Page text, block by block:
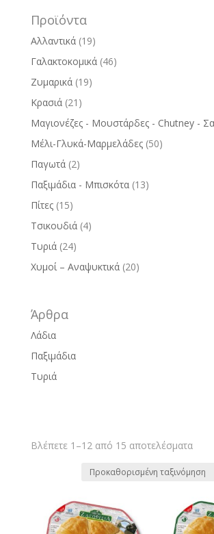
Προϊόντα
Αλλαντικά (19)
Γαλακτοκομικά (46)
Ζυμαρικά (19)
Κρασιά (21)
Μαγιονέζες - Μουστάρδες - Chutney -
Μέλι-Γλυκά-Μαρμελάδες (50)
Παγωτά (2)
Παξιμάδια - Μπισκότα (13)
Πίτες (15)
Τσικουδιά (4)
Τυριά (24)
Χυμοί – Αναψυκτικά (20)
Άρθρα
Λάδια
Παξιμάδια
Τυριά
Βλέπετε 1–12 από 15 αποτελέσματα